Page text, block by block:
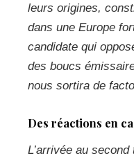
leurs origines,
dans une Europe
candidate qui
des boucs
nous sortira de
Des réactions en
L’arrivée au